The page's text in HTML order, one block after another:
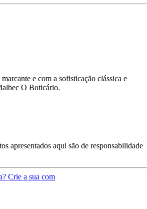
e com a sofisticação clássica e
O Boticário.
apresentados aqui são de responsabilidade
Crie a sua com